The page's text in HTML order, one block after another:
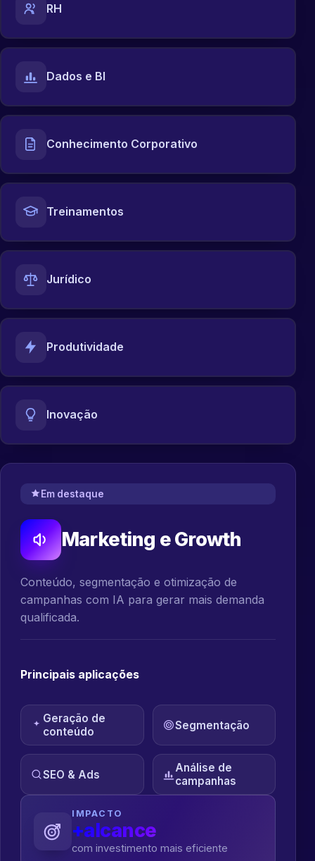
RH
Dados e BI
Conhecimento Corporativo
Treinamentos
Jurídico
Produtividade
Inovação
Em destaque
Marketing e Growth
Conteúdo, segmentação e otimização de
campanhas com IA para gerar mais demanda
qualificada.
Principais aplicações
Geração de
conteúdo
Segmentação
SEO & Ads
Análise de
campanhas
IMPACTO
+alcance
com investimento mais eficiente